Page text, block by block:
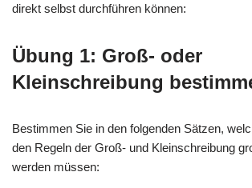
direkt selbst durchführen können:
Übung 1: Groß- oder
Kleinschreibung
Bestimmen Sie in den folgenden Sätzen,
den Regeln der Groß- und Kleinschreibung
werden müssen: